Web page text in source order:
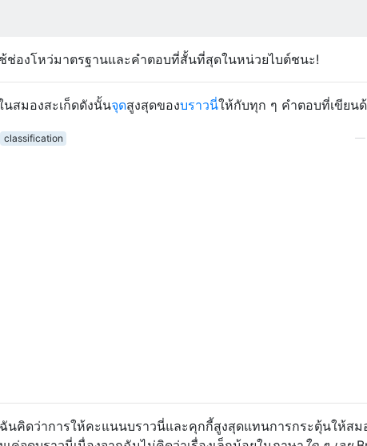
ช่องโหว่มาตรฐานและคำตอบที่สั้นที่สุดในหน่วยไบต์ชนะ!
สมองสะเก็ดดังนั้นจุดสูงสุดของบราวนี่ให้กับทุก ๆ คำตอบที่เขียน
classification
—
ฉันคิดว่าการให้คะแนนบราวนี่และคุกกี้สูงสุดแทนการกระตุ้นให้สม